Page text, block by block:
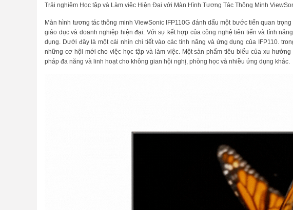
Trải nghiệm Học tập và Làm việc Hiện Đại với Màn Hình Tương Tác Thông Minh
Màn hình tương tác thông minh ViewSonic IFP110G đánh dấu một bước tiến quan
giáo dục và doanh nghiệp hiện đại. Với sự kết hợp của công nghệ tiên tiến và tính
dụng. Dưới đây là một cái nhìn chi tiết vào các tính năng và ứng dụng của IFP110.
những cơ hội mới cho việc học tập và làm việc. Một sản phẩm tiêu biểu của xu
pháp đa năng và linh hoạt cho không gian hội nghị, phòng học và nhiều ứng dụng khác.